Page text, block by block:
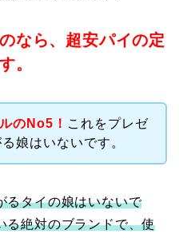
なら、超安パイの定
。
のNo5！ これをプレゼ
娘はいないです。
るタイの娘はいないで
る絶対のブランドで、使